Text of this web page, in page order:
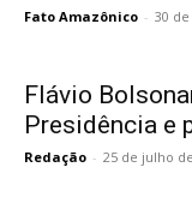
Fato Amazônico - 30
Flávio
Presidência e
Redação - 25 de julho